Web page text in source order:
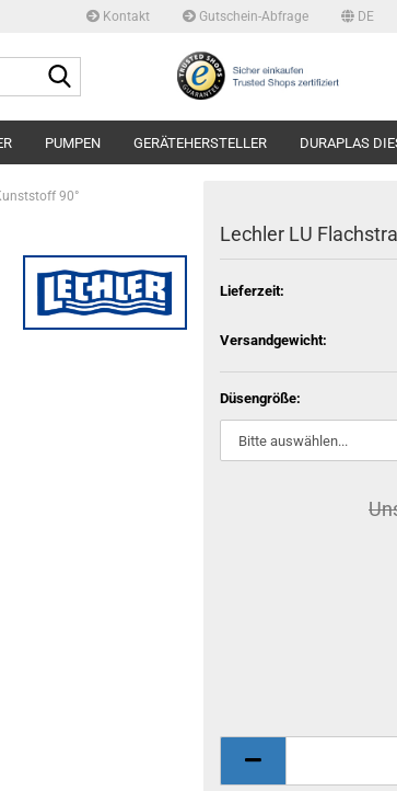
Kontakt Gutschein-Abfrage DE
PUMPEN GERÄTEHERSTELLER DURAPLAS
90°
Lechler LU
Lieferzeit:
Versandgewicht:
Düsengröße: